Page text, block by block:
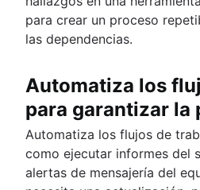
para crear un proceso
las dependencias.
Automatiza los
para garantizar la
Automatiza los flujos de
como ejecutar informes del
alertas de mensajería del